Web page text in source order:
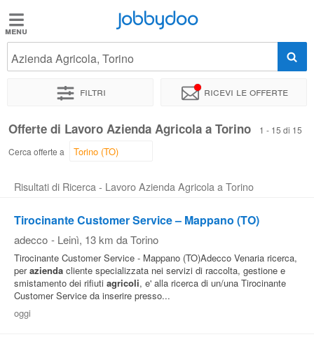
Jobbydoo
Offerte
Stipendi
Elenco
professioni
Blog
Jobbydoo
Azienda Agricola, Torino
Filtri Ricevi le offerte
Offerte di Lavoro Azienda Agricola a Torino
1 - 15 di 15
Cerca offerte a
Risultati di Ricerca - Lavoro Azienda Agricola a Torino
Tirocinante Customer Service – Mappano (TO)
adecco - Leinì, 13 km da Torino
Tirocinante Customer Service - Mappano (TO)Adecco Venaria ricerca,
perazienda cliente specializzata nei servizi di raccolta, gestione e
smistamento dei rifiuti agricoli, e' alla ricerca di un/una Tirocinante
Customer Service da inserire presso...
oggi